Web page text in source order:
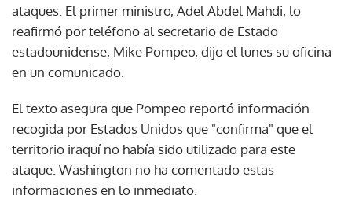
ataques. El primer ministro, Adel Abdel Mahdi, lo
reafirmó por teléfono al secretario de Estado
estadounidense, Mike Pompeo, dijo el lunes su oficina
en un comunicado.
El texto asegura que Pompeo reportó información
recogida por Estados Unidos que "confirma" que el
territorio iraquí no había sido utilizado para este
ataque. Washington no ha comentado estas
informaciones en lo inmediato.